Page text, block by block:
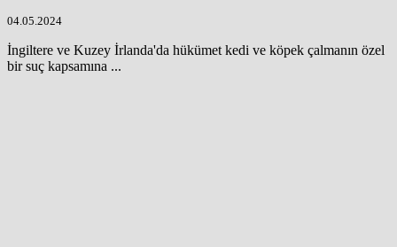
04.05.2024
İngiltere ve Kuzey İrlanda'da hükümet kedi ve köpek çalmanın özel
bir suç kapsamına ...